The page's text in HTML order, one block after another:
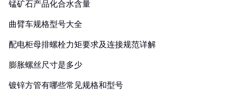
锰矿石产品化合水含量
曲臂车规格型号大全
配电柜母排螺栓力矩要求及连接规范详解
膨胀螺丝尺寸是多少
镀锌方管有哪些常见规格和型号